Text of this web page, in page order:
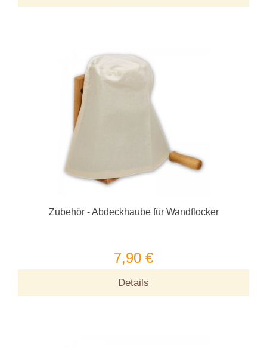
Zubehör - Abdeckhaube für Wandflocker
7,90 €
Details